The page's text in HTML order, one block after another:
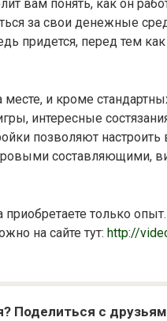
вам понять, как он
за свои денежные
придется, перед тем
месте, и кроме
интересные
позволяют настроить
составляющими,
только
на сайте тут: http://
Поделиться с